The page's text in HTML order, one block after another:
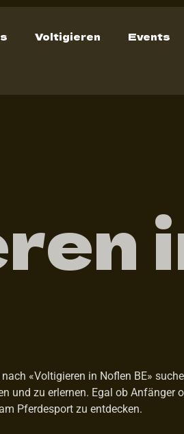
Voltigieren Events
«Voltigieren in Noflen BE»
und zu erlernen. Egal ob Anfänger
Pferdesport zu entdecken.